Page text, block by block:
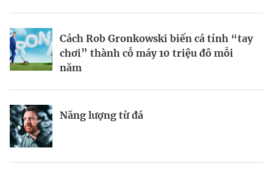
Cách Rob Gronkowski biến cá tính “tay
chơi” thành cỗ máy 10 triệu đô mỗi
năm
Năng lượng từ đá
Thợ săn khoản vay
Nếu biết tận dụng, AI sẽ giúp điều hành
công ty tốt hơn
BRANDCONNECT | Brand Contributor
Champagne hàng đầu cho chất riêng
mùa lễ hội
Kết nối liên vùng: Đòn bẩy chiến lược